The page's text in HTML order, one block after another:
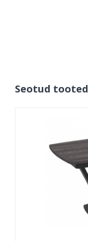
Seotud tooted